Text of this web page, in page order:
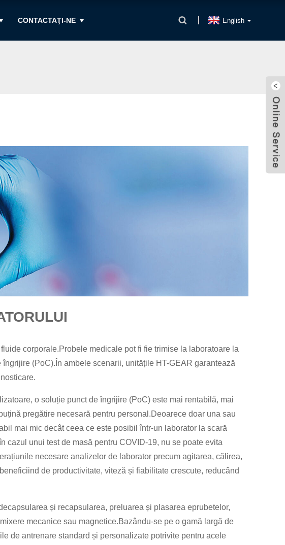
CONTACTAŢI-NE English
corporale.Probele medicale pot fi fie trimise la laboratoare la
(PoC).În ambele scenarii, unitățile HT-GEAR garantează
o soluție punct de îngrijire (PoC) este mai rentabilă, mai
pregătire necesară pentru personal.Deoarece doar una sau
mai mic decât ceea ce este posibil într-un laborator la scară
cazul unui test de masă pentru COVID-19, nu se poate evita
necesare analizelor de laborator precum agitarea, călirea,
de productivitate, viteză și fiabilitate crescute, reducând
și recapsularea, preluarea și plasarea eprubetelor,
mecanice sau magnetice.Bazându-se pe o gamă largă de
de antrenare standard și personalizate potrivite pentru acele